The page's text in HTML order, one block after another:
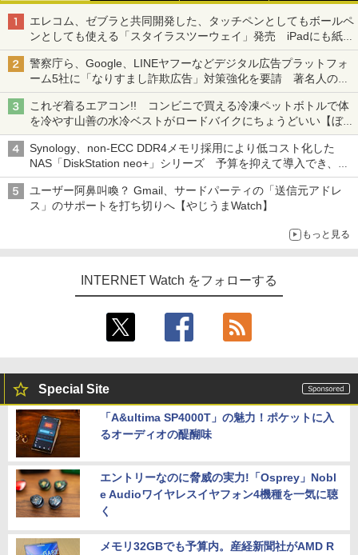
エレコム、ゼブラと共同開発した、タッチペンとしてもボールペ
ンとしても使える「スタイラスツーウェイ」発売 iPadにも紙に
も、持ち替えずに書き込める
警察庁ら、Google、LINEヤフーなどデジタル広告プラットフォ
ーム5社に「なりすまし詐欺広告」対策強化を要請 著名人の写
真や映像を使った投資詐欺などへの対策として
これぞ着るエアコン!! コンビニで買える冷凍ペットボトルで体
を冷やす山善の水冷ベストがロードバイクにちょうどいい【ぼっ
ち・ざ・ろーど！その14】【空いた時間でなにしてる？】
Synology、non-ECC DDR4メモリ採用により低コスト化した
NAS「DiskStation neo+」シリーズ 予算を抑えて導入でき、
ECCメモリへのアップグレードも可能
ユーザー阿鼻叫喚？ Gmail、サードパーティの「送信元アドレ
ス」のサポートを打ち切りへ【やじうまWatch】
もっと見る
INTERNET Watch をフォローする
Special Site
「A&ultima SP4000T」の魅力！ポケットに入
るオーディオの醍醐味
エントリーなのに脅威の実力!「Osprey」Nobl
e Audioワイヤレスイヤフォン4機種を一気に聴
く
メモリ32GBでも予算内。産経新聞社がAMD R